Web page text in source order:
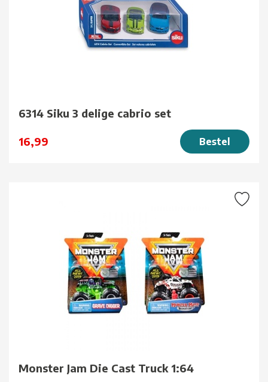
6314 Siku 3 delige cabrio set
16,99 Bestel
Monster Jam Die Cast Truck 1:64